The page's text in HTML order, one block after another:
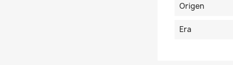
Origen
Era